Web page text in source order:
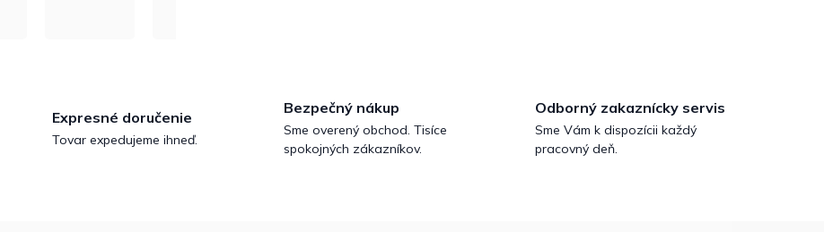
Expresné doručenie
Tovar expedujeme ihneď.
Bezpečný nákup
Sme overený obchod. Tisíce
spokojných zákazníkov.
Odborný zakaznícky servis
Sme Vám k dispozícii každý
pracovný deň.